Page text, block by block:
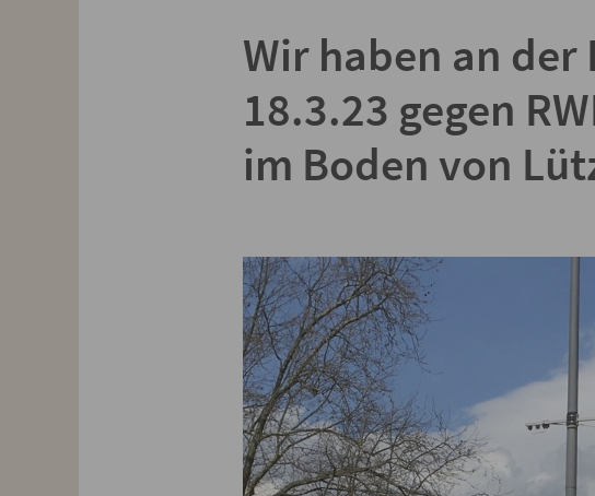
Wir haben an
18.3.23 gegen
im Boden von